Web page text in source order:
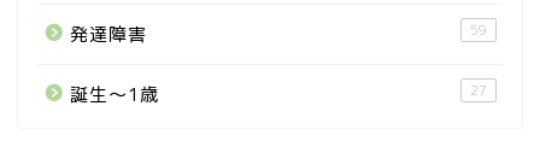
発達障害 59
誕生〜1歳 27